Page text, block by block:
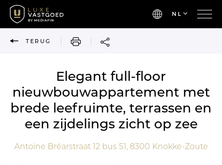
NL
TERUG AFDRUKKEN
Elegant full-floor
nieuwbouwappartement met
brede leefruimte, terrassen en
een zijdelings zicht op zee
Antoine Bréarstraat 12 bus 51, 8300 Knokke-Zoute